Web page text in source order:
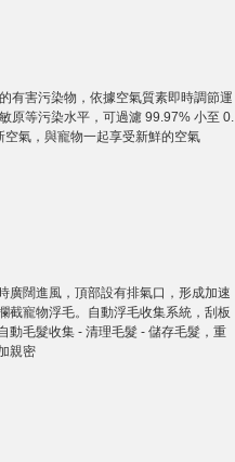
有害污染物，依據空氣質素即時調節運
原等污染水平，可過濾 99.97% 小至 0.
氣，與寵物一起享受新鮮的空氣
廣闊進風，頂部設有排氣口，形成加速
截寵物浮毛。自動浮毛收集系統，刮板
動毛髮收集 - 清理毛髮 - 儲存毛髮，重
親密